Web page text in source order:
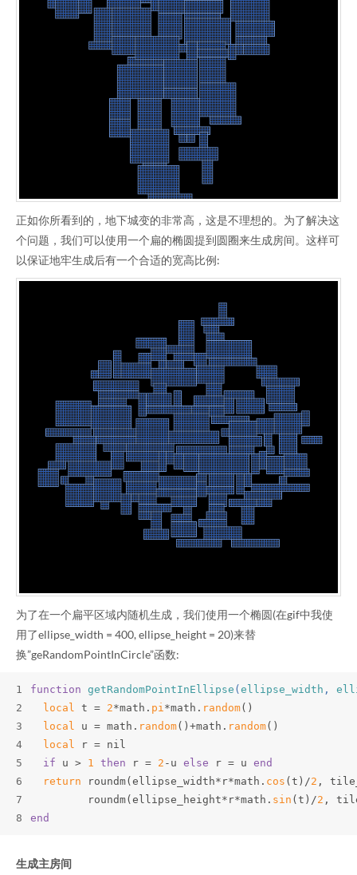
正如你所看到的，地下城变的非常高，这是不理想的。为了解决这
个问题，我们可以使用一个扁的椭圆提到圆圈来生成房间。这样可
以保证地牢生成后有一个合适的宽高比例:
为了在一个扁平区域内随机生成，我们使用一个椭圆(在gif中我使
用了ellipse_width = 400, ellipse_height = 20)来替
换”geRandomPointInCircle”函数:
1
2
3
4
5
6
7
8
function getRandomPointInEllipse (ellipse_width ,
local
t = 2*math. pi *math. random()
local
u = math. random()+math. random()
local
r = nil
if u > 1 then r = 2 -u else r = u end
return roundm(ellipse_width*r*math. cos (t)/2 ,
         roundm(ellipse_height*r*math.
sin (t)/2 ,
end
生成主房间